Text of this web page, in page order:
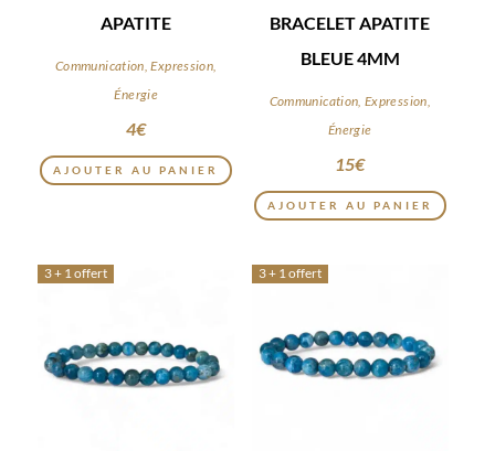
APATITE
Communication, Expression,
Énergie
4€
AJOUTER AU PANIER
BRACELET APATITE
BLEUE 4MM
Communication, Expression,
Énergie
15€
AJOUTER AU PANIER
3 + 1 offert 3 + 1 offert